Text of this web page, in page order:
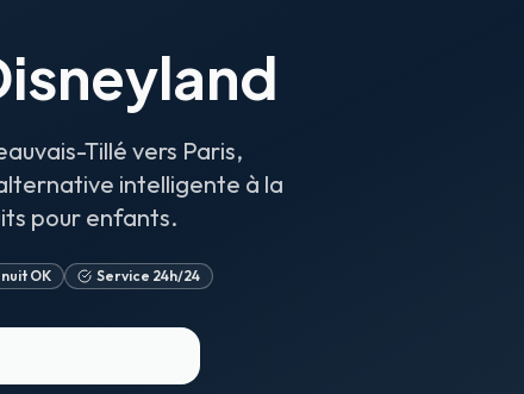
Tillé vers Paris,
intelligente à la
pour enfants.
OK Service 24h/24